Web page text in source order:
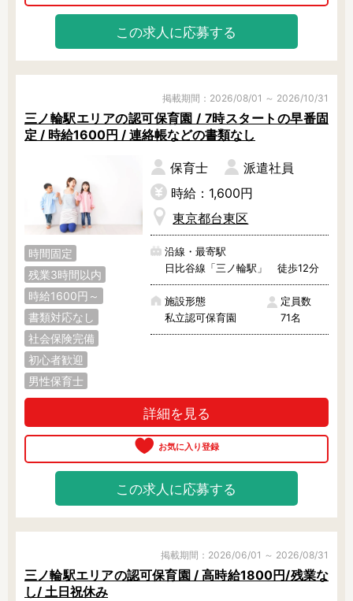
この求人に応募する
掲載期間：2026/08/01 ～ 2026/10/31
三ノ輪駅エリアの認可保育園 / 7時スタートの早番固
定 / 時給1600円 / 連絡帳などの書類なし
時間固定
残業3時間以内
時給1600円～
書類対応なし
社会保険完備
初心者歓迎
男性保育士
保育士
派遣社員
時給：1,600円
東京都台東区
沿線・最寄駅
日比谷線「三ノ輪駅」 徒歩12分
施設形態
私立認可保育園
定員数
71名
詳細を見る
この求人に応募する
掲載期間：2026/06/01 ～ 2026/08/31
三ノ輪駅エリアの認可保育園 / 高時給1800円/残業な
し/ 土日祝休み